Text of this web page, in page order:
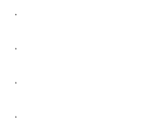
.
.
.
.